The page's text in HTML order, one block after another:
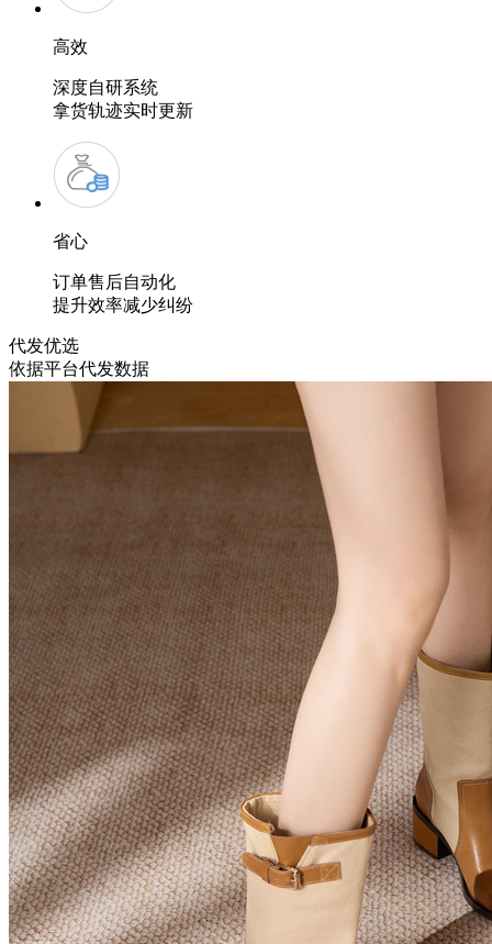
高效
深度自研系统
拿货轨迹实时更新
省心
订单售后自动化
提升效率减少纠纷
代发优选
依据平台代发数据